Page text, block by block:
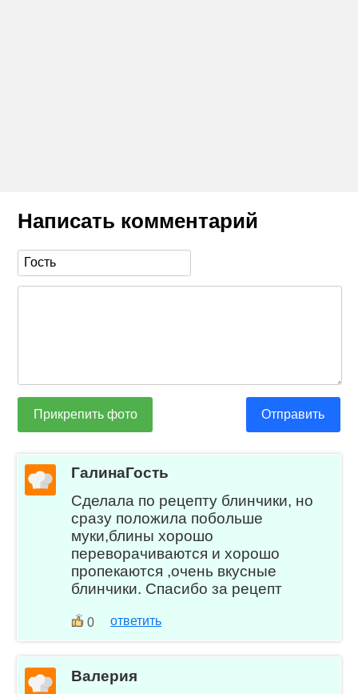
Написать комментарий
Прикрепить фото Отправить
ГалинаГость
Сделала по рецепту блинчики, но
сразу положила побольше
муки,блины хорошо
переворачиваются и хорошо
пропекаются ,очень вкусные
блинчики. Спасибо за рецепт
0 ответить
Валерия